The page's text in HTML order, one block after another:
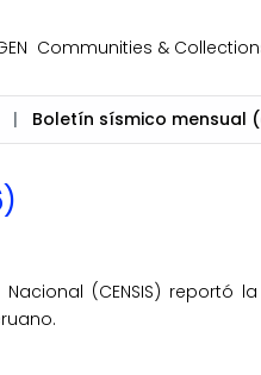
Communities &
Boletín sísmico mensual
(CENSIS) reportó